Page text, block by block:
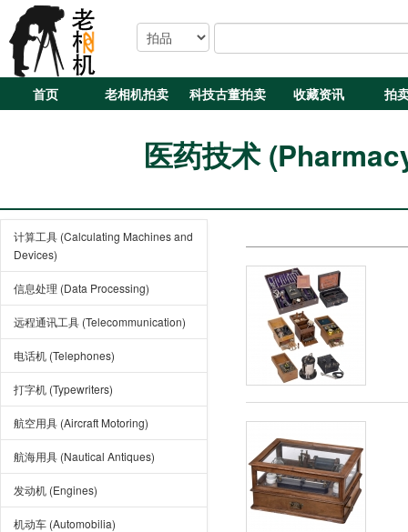
首页 老相机拍卖 科技古董拍卖 收藏资讯 拍
医药技术
计算工具 (Calculating Machines and
Devices)
信息处理 (Data Processing)
远程通讯工具 (Telecommunication)
电话机 (Telephones)
打字机 (Typewriters)
航空用具 (Aircraft Motoring)
航海用具 (Nautical Antiques)
发动机 (Engines)
机动车 (Automobilia)